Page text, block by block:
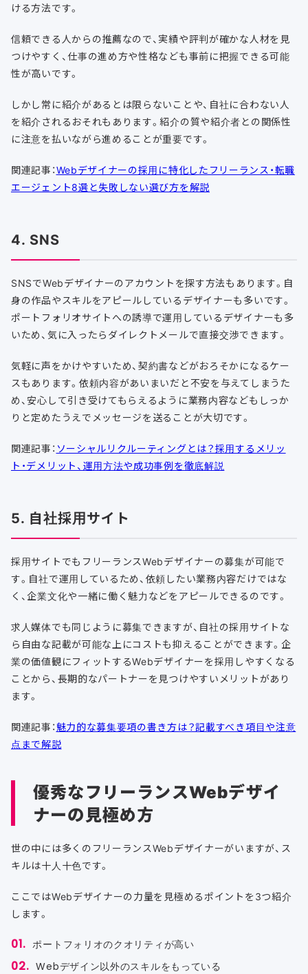
ける方法です。
信頼できる人からの推薦なので、実績や評判が確かな人材を見
つけやすく、仕事の進め方や性格なども事前に把握できる可能
性が高いです。
しかし常に紹介があるとは限らないことや、自社に合わない人
を紹介されるおそれもあります。紹介の質や紹介者との関係性
に注意を払いながら進めることが重要です。
関連記事：Webデザイナーの採用に特化したフリーランス・転職
エージェント8選と失敗しない選び方を解説
4. SNS
SNSでWebデザイナーのアカウントを探す方法もあります。自
身の作品やスキルをアピールしているデザイナーも多いです。
ポートフォリオサイトへの誘導で運用しているデザイナーも多
いため、気に入ったらダイレクトメールで直接交渉できます。
気軽に声をかけやすいため、契約書などがおろそかになるケー
スもあります。依頼内容があいまいだと不安を与えてしまうた
め、安心して引き受けてもらえるように業務内容などもしっか
りと定めたうえでメッセージを送ることが大切です。
関連記事： ソーシャルリクルーティングとは？採用するメリッ
ト・デメリット、運用方法や成功事例を徹底解説
5. 自社採用サイト
採用サイトでもフリーランスWebデザイナーの募集が可能で
す。自社で運用しているため、依頼したい業務内容だけではな
く、企業文化や一緒に働く魅力などをアピールできるのです。
求人媒体でも同じように募集できますが、自社の採用サイトな
ら自由な記載が可能な上にコストも抑えることができます。企
業の価値観にフィットするWebデザイナーを採用しやすくなる
ことから、長期的なパートナーを見つけやすいメリットがあり
ます。
関連記事： 魅力的な募集要項の書き方は？記載すべき項目や注意
点まで解説
優秀なフリーランスWebデザイ
ナーの見極め方
世の中には多くのフリーランスWebデザイナーがいますが、ス
キルは十人十色です。
ここではWebデザイナーの力量を見極めるポイントを3つ紹介
します。
ポートフォリオのクオリティが高い
Webデザイン以外のスキルをもっている